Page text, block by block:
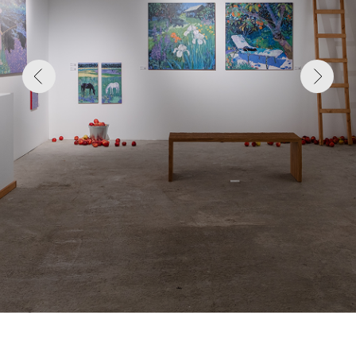
17-19 апреля 2026
ЧЕТВЕРТЫЙ ВЫПУСК
ЯРМАРКИ CATALOG